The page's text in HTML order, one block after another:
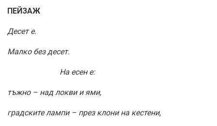
ПЕЙЗАЖ
Десет е.
Малко без десет.
На есен е:
тъжно – над локви и ями,
градските лампи – през клони на кестени,